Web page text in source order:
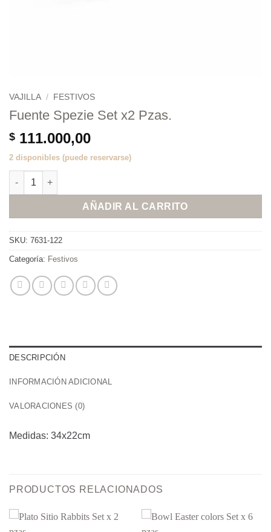
VAJILLA / FESTIVOS
Fuente Spezie Set x2 Pzas.
$ 111.000,00
2 disponibles (puede reservarse)
Fuente Spezie Set x2 Pzas. cantidad
AÑADIR AL CARRITO
SKU: 7631-122
Categoría: Festivos
DESCRIPCIÓN
INFORMACIÓN ADICIONAL
VALORACIONES (0)
Medidas: 34x22cm
PRODUCTOS RELACIONADOS